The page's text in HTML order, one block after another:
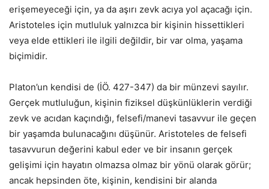
erişemeyeceği için, ya da aşırı zevk acıya yol açacağı için.
Aristoteles için mutluluk yalnızca bir kişinin hissettikleri
veya elde ettikleri ile ilgili değildir, bir var olma, yaşama
biçimidir.
Platon’un kendisi de (İÖ. 427-347) da bir münzevi sayılır.
Gerçek mutluluğun, kişinin fiziksel düşkünlüklerin verdiği
zevk ve acıdan kaçındığı, felsefi/manevi tasavvur ile geçen
bir yaşamda bulunacağını düşünür. Aristoteles de felsefi
tasavvurun değerini kabul eder ve bir insanın gerçek
gelişimi için hayatın olmazsa olmaz bir yönü olarak görür;
ancak hepsinden öte, kişinin, kendisini bir alanda